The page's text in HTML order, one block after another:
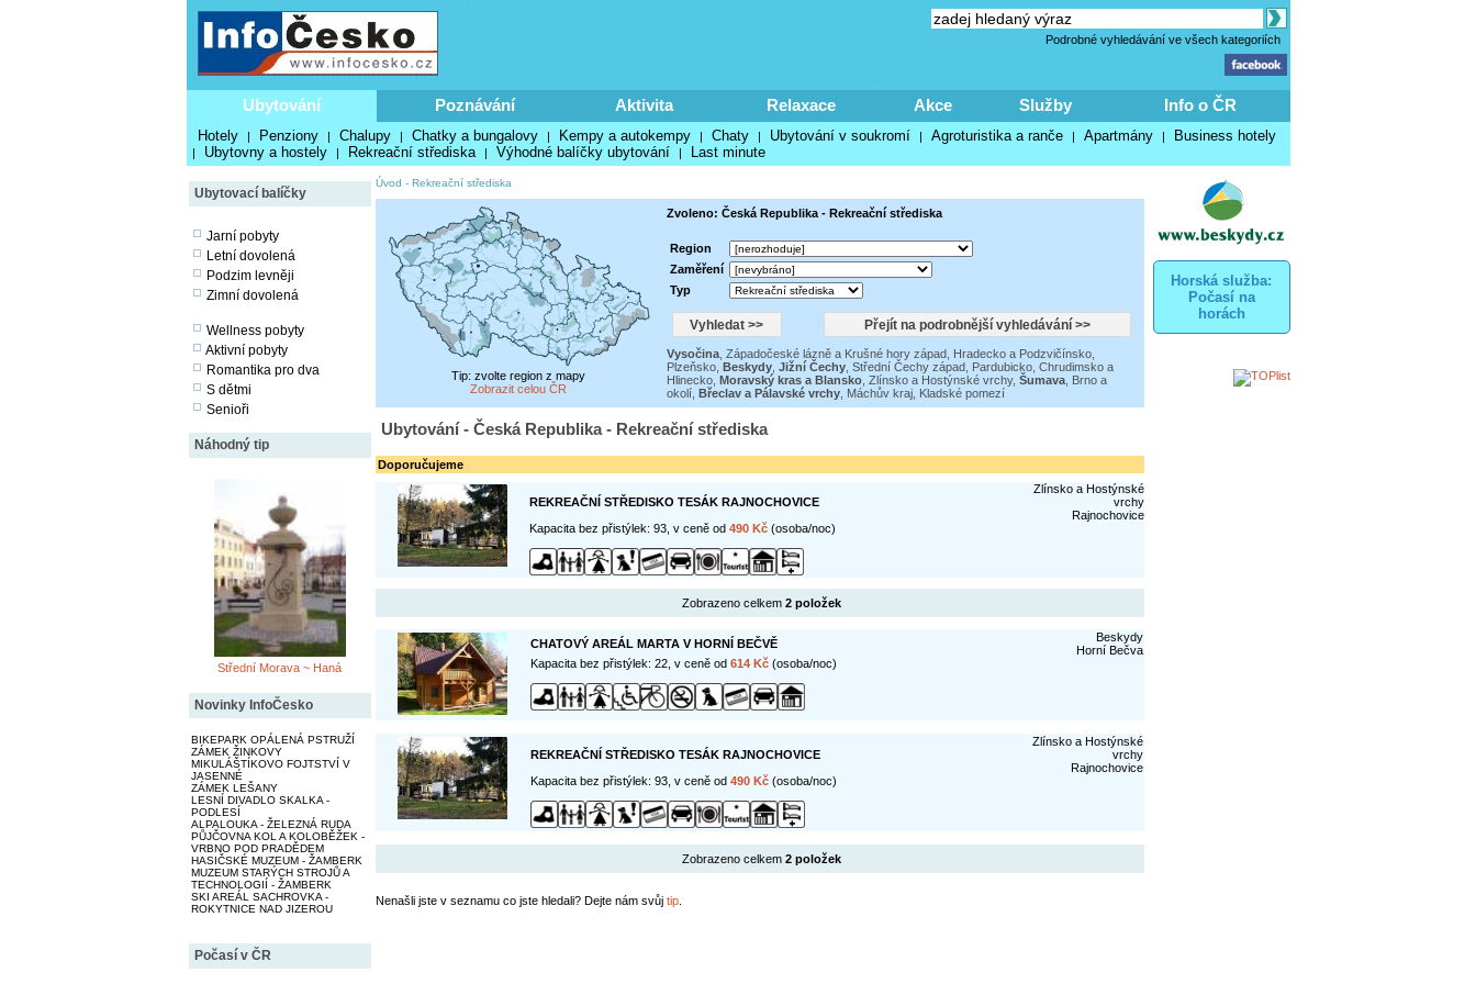
Podrobné vyhledávání ve všech kategoriích
Ubytování Poznávání Aktivita Relaxace Akce Služby Info o ČR
Hotely | Penziony | Chalupy | Chatky a bungalovy | Kempy a autokempy | Chaty | Ubytování v soukromí | Agroturistika a ranče | Apartmány | Business hotely
| Ubytovny a hostely | Rekreační střediska | Výhodné balíčky ubytování | Last minute
Ubytovací balíčky
Jarní pobyty
Letní dovolená
Podzim levněji
Zimní dovolená
Wellness pobyty
Aktivní pobyty
Romantika pro dva
S dětmi
Senioři
Náhodný tip
Střední Morava ~ Haná
Novinky InfoČesko
BIKEPARK OPÁLENÁ PSTRUŽÍ
ZÁMEK ŽINKOVY
MIKULÁŠTÍKOVO FOJTSTVÍ V
JASENNÉ
ZÁMEK LEŠANY
LESNÍ DIVADLO SKALKA -
PODLESÍ
ALPALOUKA - ŽELEZNÁ RUDA
PŮJČOVNA KOL A KOLOBĚŽEK -
VRBNO POD PRADĚDEM
HASIČSKÉ MUZEUM - ŽAMBERK
MUZEUM STARÝCH STROJŮ A
TECHNOLOGIÍ - ŽAMBERK
SKI AREÁL SACHROVKA -
ROKYTNICE NAD JIZEROU
Počasí v ČR
Horská služba:
Počasí na
horách
Úvod - Rekreační střediska
Tip: zvolte region z mapy
Zobrazit celou ČR
Zvoleno: Česká Republika - Rekreační střediska
Region
Zaměření
Typ
Vysočina, Západočeské lázně a Krušné hory západ, Hradecko a Podzvičínsko,
Plzeňsko, Beskydy, Jižní Čechy, Střední Čechy západ, Pardubicko, Chrudimsko a
Hlinecko, Moravský kras a Blansko, Zlínsko a Hostýnské vrchy, Šumava, Brno a
okolí, Břeclav a Pálavské vrchy, Máchův kraj, Kladské pomezí
Ubytování - Česká Republika - Rekreační střediska
Doporučujeme
REKREAČNÍ STŘEDISKO TESÁK RAJNOCHOVICE
Zlínsko a Hostýnské
vrchy
Rajnochovice
Kapacita bez přistýlek: 93, v ceně od 490 Kč(osoba/noc)
Zobrazeno celkem 2 položek
CHATOVÝ AREÁL MARTA V HORNÍ BEČVĚ
Beskydy
Horní Bečva
Kapacita bez přistýlek: 22, v ceně od 614 Kč(osoba/noc)
REKREAČNÍ STŘEDISKO TESÁK RAJNOCHOVICE
Zlínsko a Hostýnské
vrchy
Rajnochovice
Kapacita bez přistýlek: 93, v ceně od 490 Kč(osoba/noc)
Zobrazeno celkem 2 položek
Nenašli jste v seznamu co jste hledali? Dejte nám svůj tip.